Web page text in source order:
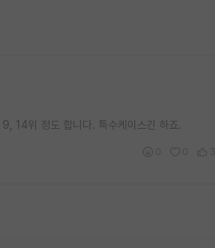
위 정도 합니다. 특수케이스긴 하죠.